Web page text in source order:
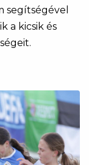
segítségével
a kicsik és